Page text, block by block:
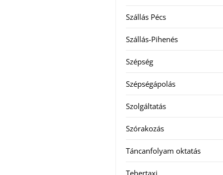
Szállás Pécs
Szállás-Pihenés
Szépség
Szépségápolás
Szolgáltatás
Szórakozás
Táncanfolyam oktatás
Tehertaxi